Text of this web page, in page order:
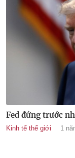
Fed đứng trước
Kinh tế thế giới 1